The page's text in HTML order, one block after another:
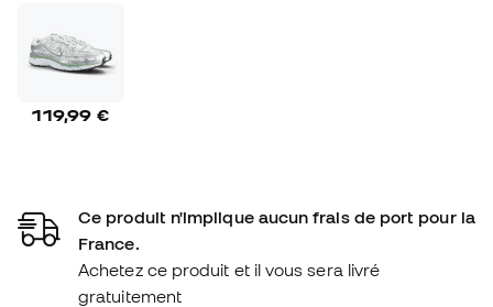
119,99 €
Ce produit n'implique aucun frais de port pour la
France.
Achetez ce produit et il vous sera livré
gratuitement